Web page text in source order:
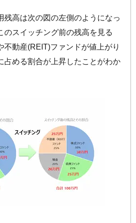
残高は次の図の左側のようになっ
のスイッチング前の残高を見る
不動産(REIT)ファンドが値上がり
占める割合が上昇したことがわか